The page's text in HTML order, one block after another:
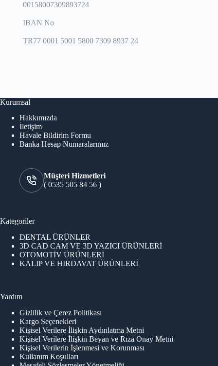
00158007309893724
IBAN No
TR77 0001 5001 5800 7309 8937 24
Kurumsal
Hakkımızda
İletişim
Havale Bildirim Formu
Banka Hesap Numaralarımız
Müşteri Hizmetleri
( 0535 505 84 56 )
Kategoriler
DENTAL ÜRÜNLER
3D CAD CAM VE 3D YAZICI ÜRÜNLERİ
OTOMOTİV ÜRÜNLERİ
KALIP VE HIRDAVAT ÜRÜNLERİ
Yardım
Gizlilik ve Çerez Politikası
Kargo Seçenekleri
Kişisel Verilere İlişkin Aydınlatma Metni
Kişisel Verilere İlişkin Beyan ve Rıza Onay Metni
Kişisel Verilerin İşlenmesi ve Korunması
Kullanım Koşulları